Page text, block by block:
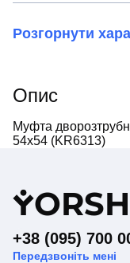
Розгорнути
Опис
Муфта
54x54 (KR6313)
YORSH
+38 (095) 700
Передзвоніть мені